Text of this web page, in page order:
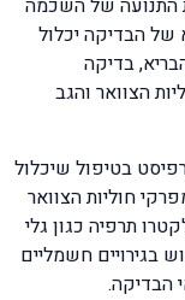
התנועה של השכמה
הבדיקה יכלול
בדיקה
הצוואר והגב
בטיפול שיכלול
חוליות הצוואר
תרפיה כגון גלי
בגירויים חשמליים
הבדיקה.